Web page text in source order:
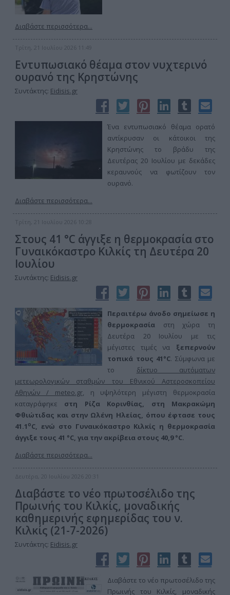
Διαβάστε περισσότερα...
Τρίτη, 21 Ιουλίου 2026 11:49
Εντυπωσιακό θέαμα στον νυχτερινό
ουρανό της Κρηστώνης
Συντάκτης: Eidisis.gr
Ένα εντυπωσιακό θέαμα ορατό
αντίκρυσαν οι κάτοικοι της
Κρηστώνης το βράδυ της
Δευτέρας 20 Ιουλίου με δεκάδες
κεραυνούς να φωτίζουν τον
ουρανό.
Διαβάστε περισσότερα...
Τρίτη, 21 Ιουλίου 2026 10:28
Στους 41 °C άγγιξε η θερμοκρασία στο
Γυναικόκαστρο Κιλκίς τη Δευτέρα 20
Ιουλίου
Συντάκτης: Eidisis.gr
Περαιτέρω άνοδο σημείωσε η
θερμοκρασία στη χώρα τη
Δευτέρα 20 Ιουλίου με τις
μέγιστες τιμές να ξεπερνούν
τοπικά τους 41°C. Σύμφωνα με
το δίκτυο αυτόματων
μετεωρολογικών σταθμών του Εθνικού Αστεροσκοπείου
Αθηνών / meteo.gr, η υψηλότερη μέγιστη θερμοκρασία
καταγράφηκε στη Ρίζα Κορινθίας, στη Μακρακώμη
Φθιώτιδας και στην Ωλένη Ηλείας, όπου έφτασε τους
41.1 οC, ενώ στο Γυναικόκαστρο Κιλκίς η θερμοκρασία
άγγιξε τους 41 °C, για την ακρίβεια στους 40,9 °C.
Διαβάστε περισσότερα...
Δευτέρα, 20 Ιουλίου 2026 20:31
Διαβάστε το νέο πρωτοσέλιδο της
Πρωινής του Κιλκίς, μοναδικής
καθημερινής εφημερίδας του ν.
Κιλκίς (21-7-2026)
Συντάκτης: Eidisis.gr
Διαβάστε το νέο πρωτοσέλιδο της
Πρωινής του Κιλκίς, μοναδικής